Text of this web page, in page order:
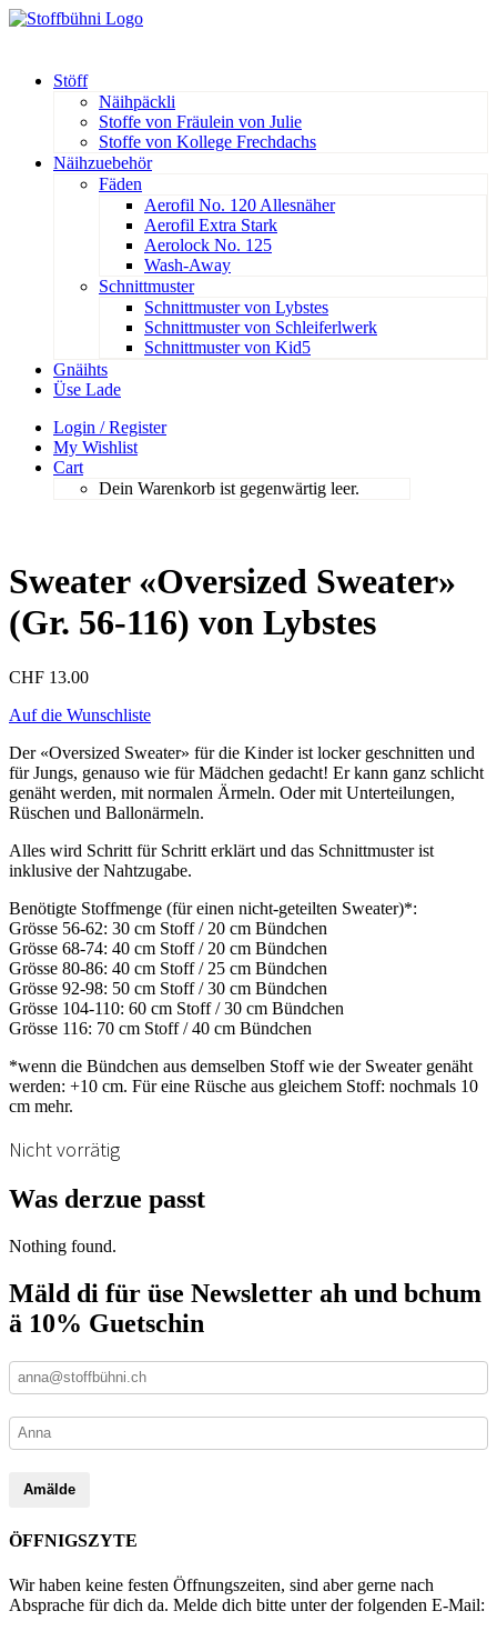
Stöff
Näihpäckli
Stoffe von Fräulein von Julie
Stoffe von Kollege Frechdachs
Näihzuebehör
Fäden
Aerofil No. 120 Allesnäher
Aerofil Extra Stark
Aerolock No. 125
Wash-Away
Schnittmuster
Schnittmuster von Lybstes
Schnittmuster von Schleiferlwerk
Schnittmuster von Kid5
Gnäihts
Üse Lade
Login / Register
My Wishlist
Cart
Dein Warenkorb ist gegenwärtig leer.
Sweater «Oversized Sweater»
(Gr. 56-116) von Lybstes
CHF 13.00
Auf die Wunschliste
Der «Oversized Sweater» für die Kinder ist locker geschnitten und
für Jungs, genauso wie für Mädchen gedacht! Er kann ganz schlicht
genäht werden, mit normalen Ärmeln. Oder mit Unterteilungen,
Rüschen und Ballonärmeln.
Alles wird Schritt für Schritt erklärt und das Schnittmuster ist
inklusive der Nahtzugabe.
Benötigte Stoffmenge (für einen nicht-geteilten Sweater)*:
Grösse 56-62: 30 cm Stoff / 20 cm Bündchen
Grösse 68-74: 40 cm Stoff / 20 cm Bündchen
Grösse 80-86: 40 cm Stoff / 25 cm Bündchen
Grösse 92-98: 50 cm Stoff / 30 cm Bündchen
Grösse 104-110: 60 cm Stoff / 30 cm Bündchen
Grösse 116: 70 cm Stoff / 40 cm Bündchen
*wenn die Bündchen aus demselben Stoff wie der Sweater genäht
werden: +10 cm. Für eine Rüsche aus gleichem Stoff: nochmals 10
cm mehr.
Nicht vorrätig
Was derzue passt
Nothing found.
Mäld di für üse Newsletter ah und bchum
ä 10% Guetschin
Amälde
ÖFFNIGSZYTE
Wir haben keine festen Öffnungszeiten, sind aber gerne nach
Absprache für dich da. Melde dich bitte unter der folgenden E-Mail: